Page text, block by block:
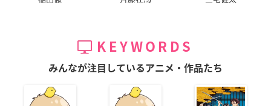
KEYWORDS
みんなが注目しているアニメ・作品たち